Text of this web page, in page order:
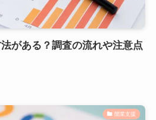
がある？調査の流れや注意点
開業支援